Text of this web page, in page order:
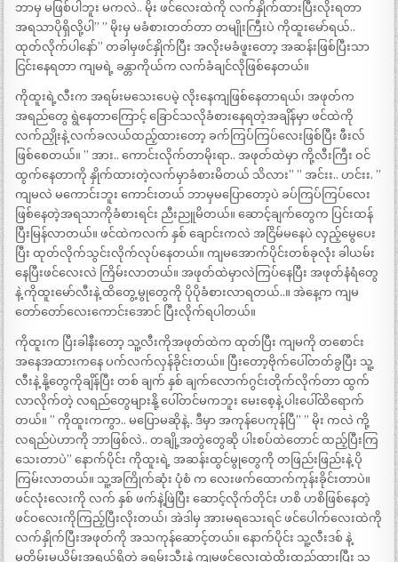
ဘာမှ မဖြစ်ပါဘူး မကလဲ.. မိုး ဖင်လေးထဲကို လက်နှိုက်ထားပြီးလိုးရတာ
အရသာပိုရှိလို့ပါ” ” မိုးမှ မခံစားတတ်တာ တမျိုးကြီးပဲ ကိုထူးမော်ရယ်..
ထုတ်လိုက်ပါနော်” တခါမှဖင်နှိုက်ပြီး အလိုးမခံဖူးတော့ အဆန်းဖြစ်ပြီးသာ
ငြင်းနေရတာ ကျမရဲ့ ခန္တာကိုယ်က လက်ခံချင်လိုဖြစ်နေတယ်။
ကိုထူးရဲ့လီးက အရမ်းမသေးပေမဲ့ လိုးနေကျဖြစ်နေတာရယ်၊ အဖုတ်က
အရည်တွေ ရွဲနေတာကြောင့် ခြောင်သလိုခံစားနေရတဲ့အချိန်မှာ ဖင်ထဲကို
လက်ညှိုးနဲ့ လက်ခလယ်ထည့်ထားတော့ ခက်ကြပ်ကြပ်လေးဖြစ်ပြီး ဖီးလ်
ဖြစ်စေတယ်။ ” အား.. ကောင်းလိုက်တာမိုးရာ.. အဖုတ်ထဲမှာ ကို့လီးကြီး ဝင်
ထွက်နေတာကို နှိုက်ထားတဲ့လက်မှာခံစားမိတယ် သိလား” ” အင်းး.. ဟင်းး. ”
ကျမလဲ မကောင်းဘူး ကောင်းတယ် ဘာမှမပြောတော့ပဲ ခပ်ကြပ်ကြပ်လေး
ဖြစ်နေတဲ့အရသာကိုခံစားရင်း ညီးညူမိတယ်။ ဆောင့်ချက်တွေက ပြင်းထန်
ပြီးမြန်လာတယ်။ ဖင်ထဲကလက် နှစ် ချောင်းကလဲ အငြိမ်မနေပဲ လှည့်မွေပေး
ပြီး ထုတ်လိုက်သွင်းလိုက်လုပ်နေတယ်။ ကျမအောက်ပိုင်းတစ်ခုလုံး ခါယမ်း
နေပြီးဖင်လေးလဲ ကြိမ်းလာတယ်။ အဖုတ်ထဲမှာလဲကြပ်နေပြီး အဖုတ်နံရံတွေ
နဲ့ ကိုထူးမော်လီးနဲ့ ထိတွေ့မွုတွေကို ပိုပိုခံစားလာရတယ်..။ အဲနေ့က ကျမ
တော်တော်လေးကောင်းအောင် ပြီးလိုက်ရပါတယ်။
ကိုထူးက ပြီးခါနီးတော့ သူ့လီးကိုအဖုတ်ထဲက ထုတ်ပြီး ကျမကို တစောင်း
အနေအထားကနေ ပက်လက်လှန်ခိုင်းတယ်။ ပြီးတော့ဗိုက်ပေါ်တတ်ခွပြီး သူ့
လီးနဲ့ နို့တွေကိုချိန်ပြီး တစ် ချက် နှစ် ချက်လောက်ဂွင်းတိုက်လိုက်တာ ထွက်
လာလိုက်တဲ့ လရည်တွေများနို့ ပေါ်တင်မကဘူး မေးစေ့နဲ့ ပါးပေါ်ထိရောက်
တယ်။ ” ကိုထူးကကွာ.. မပြောမဆိုနဲ့.. ဒီမှာ အကုန်ပေကုန်ပြီ” ” မိုး ကလဲ ကို့
လရည်ပဲဟာကို ဘာဖြစ်လဲ.. တချို့အတွဲတွေဆို ပါးစပ်ထဲတောင် ထည့်ပြီးကြ
သေးတာပဲ” နောက်ပိုင်း ကိုထူးရဲ့ အဆန်းထွင်မွုတွေကို တဖြည်းဖြည်းနဲ့ ပို
ကြမ်းလာတယ်။ သူ့အကြိုက်ဆုံး ပုံစံ က လေးဖက်ထောက်ကုန်းခိုင်းတာပဲ။
ဖင်လုံးလေးကို လက် နှစ် ဖက်နဲ့ဖြဲပြီး ဆောင့်လိုက်တိုင်း ဟစိ ဟစိဖြစ်နေတဲ့
ဖင်ဝလေးကိုကြည့်ပြီးလိုးတယ်၊ အဲဒါမှ အားမရသေးရင် ဖင်ပေါက်လေးထဲကို
လက်နှိုက်ပြီးအဖုတ်ကို အသကုန်ဆောင့်တယ်။ နောက်ပိုင်း သူ့လီးဒစ် နဲ့
မတိမ်းမယိမ်းအရွယ်ရှိတဲ့ ခရမ်းသီးနဲ့ ကျမဖင်လေးထဲထိုးထည့်ထားပြီး သူ့